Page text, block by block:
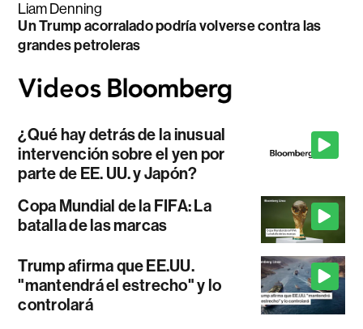
Liam Denning
Un Trump acorralado podría volverse contra las
grandes petroleras
¿Qué hay detrás de la inusual
intervención sobre el yen por
parte de EE. UU. y Japón?
Copa Mundial de la FIFA: La
batalla de las marcas
Trump afirma que EE.UU.
"mantendrá el estrecho" y lo
controlará